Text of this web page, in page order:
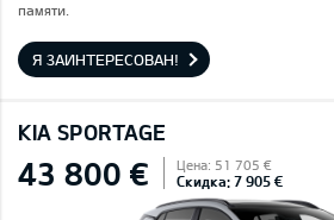
памяти.
Я ЗАИНТЕРЕСОВАН!
KIA SPORTAGE
43 800 € Цена: 51 705 €
Скидка: 7 905 €